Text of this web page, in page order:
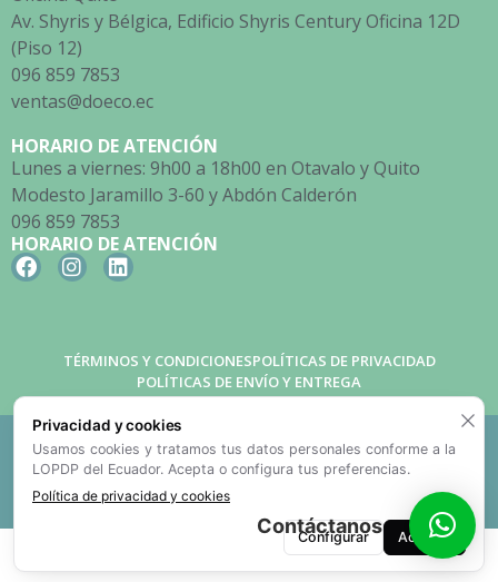
Av. Shyris y Bélgica, Edificio Shyris Century Oficina 12D
(Piso 12)
096 859 7853
ventas@doeco.ec
HORARIO DE ATENCIÓN
Lunes a viernes: 9h00 a 18h00 en Otavalo y Quito
Modesto Jaramillo 3-60 y Abdón Calderón
096 859 7853
HORARIO DE ATENCIÓN
TÉRMINOS Y CONDICIONESPOLÍTICAS DE PRIVACIDAD
POLÍTICAS DE ENVÍO Y ENTREGA
Doeco Empaques Ecológicos © 2026. Todos los derechos
reservados
Desarrollado por Creative Web
Contáctanos
Privacidad y cookies
Usamos cookies y tratamos tus datos personales conforme a la
LOPDP del Ecuador. Acepta o configura tus preferencias.
Política de privacidad y cookies
Configurar Aceptar
Aviso de Tratamiento·Ejercer mis derechos